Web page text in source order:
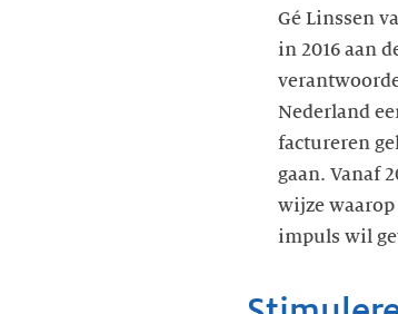
Gé Linssen
in 2016 aan
Nederland
factureren
gaan. Vanaf
wijze
impuls wil